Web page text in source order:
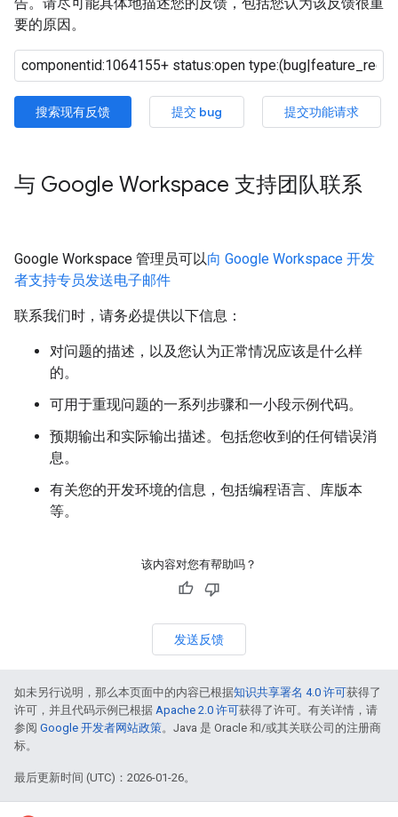
要的原因。
搜索现有反馈 提交 bug 提交功能请求
与 Google Workspace 支持团队联系
Google Workspace 管理员可以向 Google Workspace 开发
者支持专员发送电子邮件
联系我们时，请务必提供以下信息：
对问题的描述，以及您认为正常情况应该是什么样
的。
可用于重现问题的一系列步骤和一小段示例代码。
预期输出和实际输出描述。包括您收到的任何错误消
息。
有关您的开发环境的信息，包括编程语言、库版本
等。
该内容对您有帮助吗？
发送反馈
如未另行说明，那么本页面中的内容已根据知识共享署名 4.0 许可获得了
许可，并且代码示例已根据 Apache 2.0 许可获得了许可。有关详情，请
参阅 Google 开发者网站政策。Java 是 Oracle 和/或其关联公司的注册商
标。
最后更新时间 (UTC)：2026-01-26。